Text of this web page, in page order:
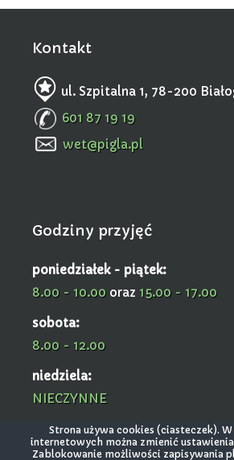
Kontakt
ul. Szpitalna 1, 78-200
601 87 19 19
wet@pigla.pl
Godziny przyjęć
poniedziałek - piątek:
8.00 - 10.00 oraz 15.00 - 17.00
sobota:
8.00 - 12.00
niedziela:
NIECZYNNE
Strona używa cookies (ciasteczek).
internetowych można zmienić
Zablokowanie możliwości zapisywania